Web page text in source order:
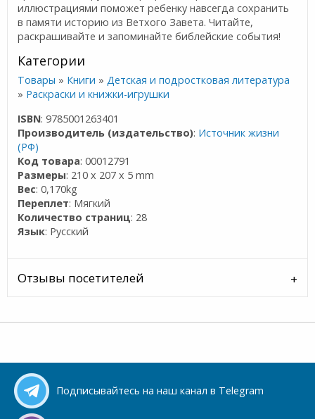
иллюстрациями поможет ребенку навсегда сохранить
в памяти историю из Ветхого Завета. Читайте,
раскрашивайте и запоминайте библейские события!
Категории
Товары » Книги »Детская и подростковая литература
» Раскраски и книжки-игрушки
ISBN: 9785001263401
Производитель (издательство): Источник жизни
(РФ)
Код товара: 00012791
Размеры: 210 x 207 x 5 mm
Вес: 0,170kg
Переплет: Мягкий
Количество страниц: 28
Язык: Русский
Отзывы посетителей
Подписывайтесь на наш канал в Telegram